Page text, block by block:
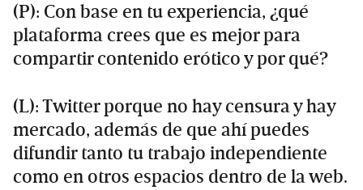
(P): Con base en tu experiencia, ¿qué
plataforma crees que es mejor para
compartir contenido erótico y por qué?
(L): Twitter porque no hay censura y hay
mercado, además de que ahí puedes
difundir tanto tu trabajo independiente
como en otros espacios dentro de la web.